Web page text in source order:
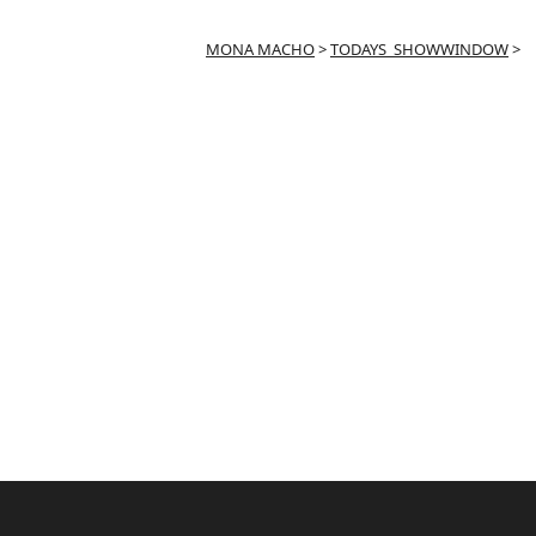
MONA MACHO>TODAYS_SHOWWINDOW>